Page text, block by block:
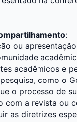
:
ou
acadêmicos e
como o
o processo de
com a revista ou
as diretrizes